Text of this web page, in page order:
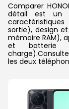
Comparer
détail est un
sortie), design
mémoire RAM),
et batterie
les deux